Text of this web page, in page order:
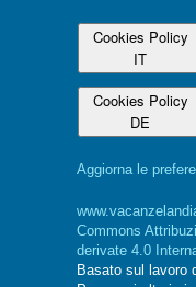
Cookies Policy
IT
Cookies Policy
DE
Aggiorna le
Commons
derivate 4.0
Basato sul lavoro